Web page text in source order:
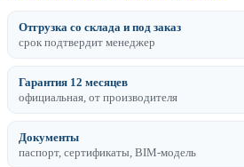
Отгрузка со склада и под заказ
срок подтвердит менеджер
Гарантия 12 месяцев
официальная, от производителя
Документы
паспорт, сертификаты, BIM-модель